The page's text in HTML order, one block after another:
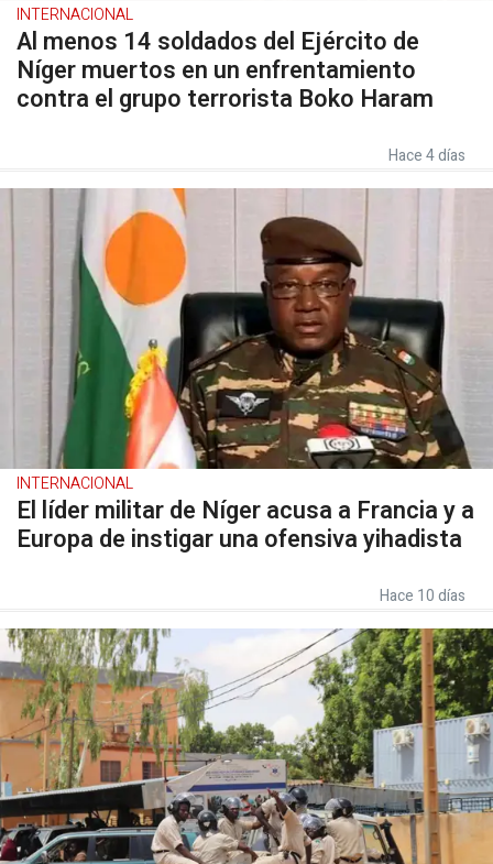
INTERNACIONAL
Al menos 14 soldados del Ejército de
Níger muertos en un enfrentamiento
contra el grupo terrorista Boko Haram
Hace 4 días
INTERNACIONAL
El líder militar de Níger acusa a Francia y a
Europa de instigar una ofensiva yihadista
Hace 10 días